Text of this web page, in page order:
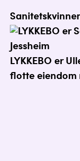
LYKKEBO er
flotte eiendom